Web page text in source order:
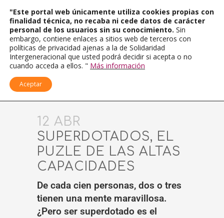
12 ABR
SUPERDOTADOS, EL
PUZLE DE LAS ALTAS
CAPACIDADES
De cada cien personas, dos o tres
tienen una mente maravillosa.
¿Pero ser superdotado es el
"Este portal web únicamente utiliza cookies propias con
finalidad técnica, no recaba ni cede datos de carácter
personal de los usuarios sin su conocimiento. Sin
embargo, contiene enlaces a sitios web de terceros con
políticas de privacidad ajenas a la de Solidaridad
Intergeneracional que usted podrá decidir si acepta o no
cuando acceda a ellos. " Más información
Aceptar